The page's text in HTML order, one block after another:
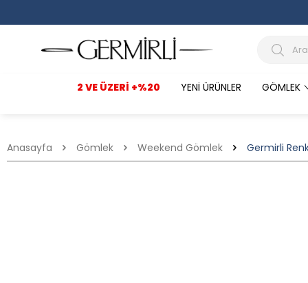
2 VE ÜZERI +%20 YENI ÜRÜNLER GÖMLEK
Anasayfa Gömlek Weekend Gömlek Germirli